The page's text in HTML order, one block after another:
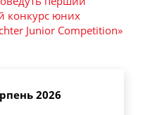
конкурс юних
Junior Competition»
2026